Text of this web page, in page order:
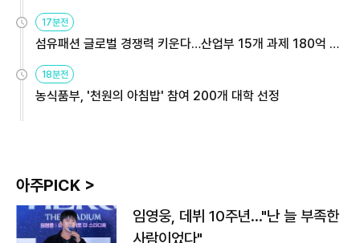
용해야
17분전
섬유패션 글로벌 경쟁력 키운다…산업부 15개 과제 180억 지
원
18분전
농식품부, '천원의 아침밥' 참여 200개 대학 선정
아주PICK >
임영웅, 데뷔 10주년…"난 늘 부족한
사람이었다"